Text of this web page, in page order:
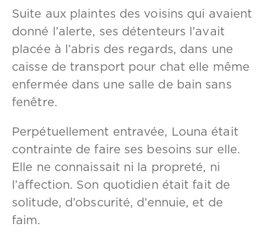
Suite aux plaintes des voisins qui avaient
donné l’alerte, ses détenteurs l’avait
placée à l’abris des regards, dans une
caisse de transport pour chat elle même
enfermée dans une salle de bain sans
fenêtre.
Perpétuellement entravée, Louna était
contrainte de faire ses besoins sur elle.
Elle ne connaissait ni la propreté, ni
l’affection. Son quotidien était fait de
solitude, d’obscurité, d’ennuie, et de
faim.